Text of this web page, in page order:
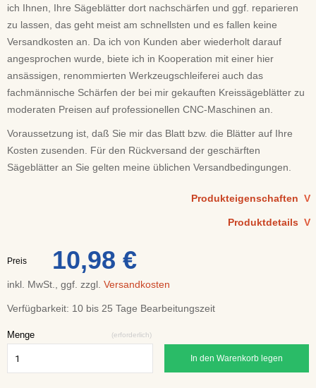
ich Ihnen, Ihre Sägeblätter dort nachschärfen und ggf. reparieren
zu lassen, das geht meist am schnellsten und es fallen keine
Versandkosten an. Da ich von Kunden aber wiederholt darauf
angesprochen wurde, biete ich in Kooperation mit einer hier
ansässigen, renommierten Werkzeugschleiferei auch das
fachmännische Schärfen der bei mir gekauften Kreissägeblätter zu
moderaten Preisen auf professionellen CNC-Maschinen an.
Voraussetzung ist, daß Sie mir das Blatt bzw. die Blätter auf Ihre
Kosten zusenden. Für den Rückversand der geschärften
Sägeblätter an Sie gelten meine üblichen Versandbedingungen.
Produkteigenschaften V
Produktdetails V
Preis 10,98 €
inkl. MwSt., ggf. zzgl. Versandkosten
Verfügbarkeit: 10 bis 25 Tage Bearbeitungszeit
Menge (erforderlich)
In den Warenkorb legen